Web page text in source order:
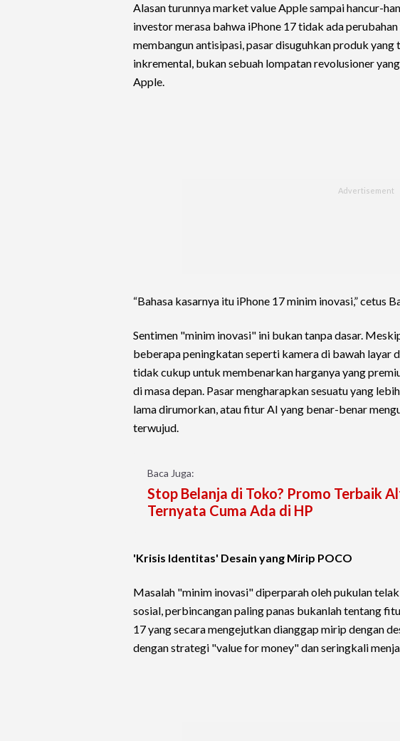
Alasan turunnya market value Apple sampai hancur-
investor merasa bahwa iPhone 17 tidak ada
membangun antisipasi, pasar disuguhkan produk
inkremental, bukan sebuah lompatan revolusioner
Apple.
“Bahasa kasarnya itu iPhone 17 minim inovasi,” cetus
Sentimen "minim inovasi" ini bukan tanpa dasar.
beberapa peningkatan seperti kamera di bawah layar
tidak cukup untuk membenarkan harganya yang
di masa depan. Pasar mengharapkan sesuatu yang
lama dirumorkan, atau fitur AI yang benar-benar
terwujud.
Baca Juga:
Stop Belanja di Toko? Promo Terbaik
Ternyata Cuma Ada di HP
'Krisis Identitas' Desain yang Mirip POCO
Masalah "minim inovasi" diperparah oleh pukulan
sosial, perbincangan paling panas bukanlah tentang
17 yang secara mengejutkan dianggap mirip dengan
dengan strategi "value for money" dan seringkali